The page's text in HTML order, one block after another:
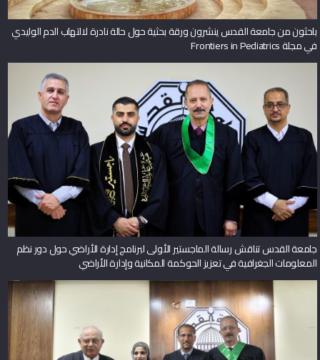
باحثون من جامعة القدس ينشرون ورقة بحثية حول حالة نادرة لالتهاب الدم الوليدي
في مجلة Frontiers in Pediatrics
جامعة القدس تناقش رسالة الماجستير الأولى لبرنامج إدارة الأراضي حول دور نظم
المعلومات الجغرافية في تعزيز الحوكمة المكانية وإدارة الأراضي